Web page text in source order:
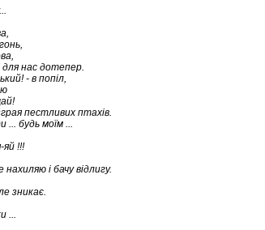
нас дотепер.
- в попіл,
пестливих птахів.
... будь моїм ...
яй !!!
і бачу відлигу.
зникає.
...